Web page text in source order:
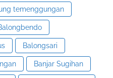
temenggungan
Balongsari
Banjar Sugihan